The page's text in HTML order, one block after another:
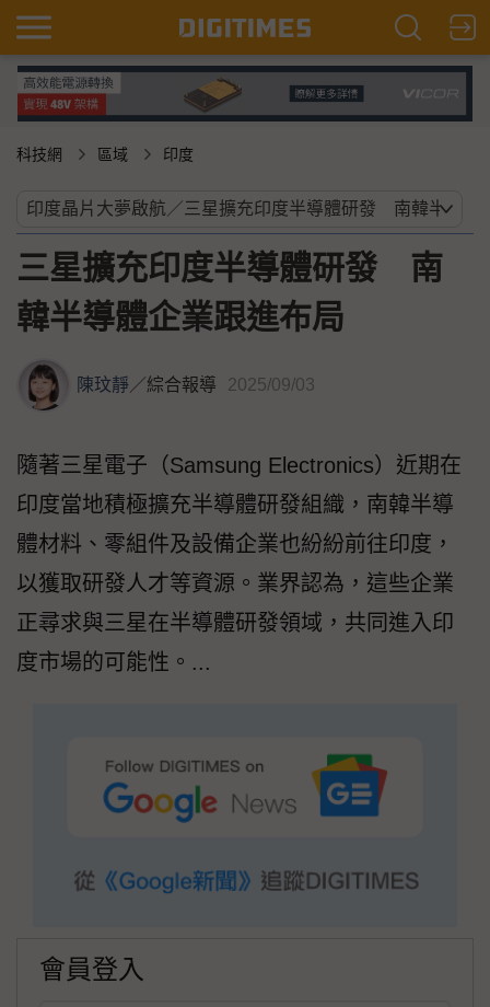
科技網 區域 印度
三星擴充印度半導體研發 南
韓半導體企業跟進布局
陳玟靜／綜合報導 2025/09/03
隨著三星電子（Samsung Electronics）近期在
印度當地積極擴充半導體研發組織，南韓半導
體材料、零組件及設備企業也紛紛前往印度，
以獲取研發人才等資源。業界認為，這些企業
正尋求與三星在半導體研發領域，共同進入印
度市場的可能性。...
會員登入